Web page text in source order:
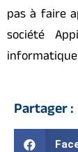
pas à faire
société
informatique
Partager :